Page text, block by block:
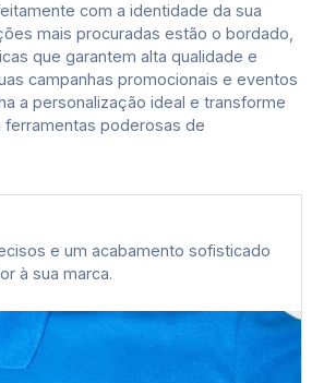
com a identidade da sua
mais procuradas estão o bordado,
que garantem alta qualidade e
campanhas promocionais e eventos
a personalização ideal e transforme
ferramentas poderosas de
e um acabamento sofisticado
à sua marca.